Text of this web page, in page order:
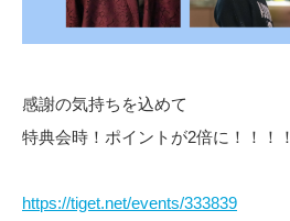
感謝の気持ちを込めて
特典会時！ポイントが2倍に！！！！
https://tiget.net/events/333839